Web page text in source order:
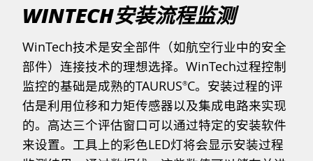
WINTECH安装流程监测
WinTech技术是安全部件（如航空行业中的安全
部件）连接技术的理想选择。WinTech过程控制
监控的基础是成熟的TAURUS®C。安装过程的评
估是利用位移和力矩传感器以及集成电路来实现
的。高达三个评估窗口可以通过特定的安装软件
来设置。工具上的彩色LED灯将会显示安装过程